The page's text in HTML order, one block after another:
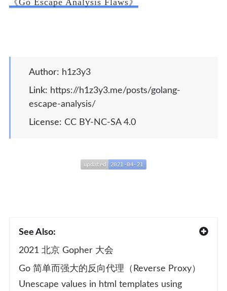
《Go Escape Analysis Flaws》
Author: h1z3y3
Link: https://h1z3y3.me/posts/golang-
escape-analysis/
License: CC BY-NC-SA 4.0
updated
updated 2021-04-21
2021-04-21
See Also:
2021 北京 Gopher 大会
Go 简单而强大的反向代理（Reverse Proxy）
Unescape values in html templates using